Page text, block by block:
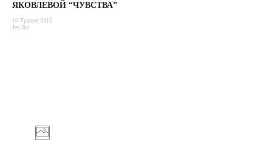
ЯКОВЛЕВОЙ “ЧУВСТВА”
19 Травня 2015
Jey Ro